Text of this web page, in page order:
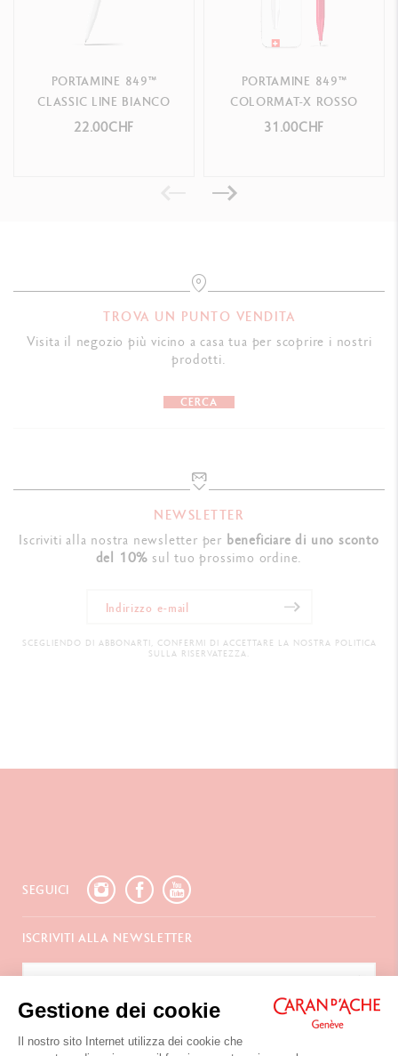
Gestione dei cookie
Il nostro sito Internet utilizza dei cookie che
PORTAMINE 849™
CLASSIC LINE BIANCO
22.00CHF
PORTAMINE 849™
COLORMAT-X ROSSO
31.00CHF
TROVA UN PUNTO VENDITA
Visita il negozio più vicino a casa tua per scoprire i nostri
prodotti.
CERCA
NEWSLETTER
Iscriviti alla nostra newsletter per beneficiare di uno sconto
del 10% sul tuo prossimo ordine.
SCEGLIENDO DI ABBONARTI, CONFERMI DI ACCETTARE LA NOSTRA POLITICA
SULLA RISERVATEZZA.
SEGUICI
ISCRIVITI ALLA NEWSLETTER